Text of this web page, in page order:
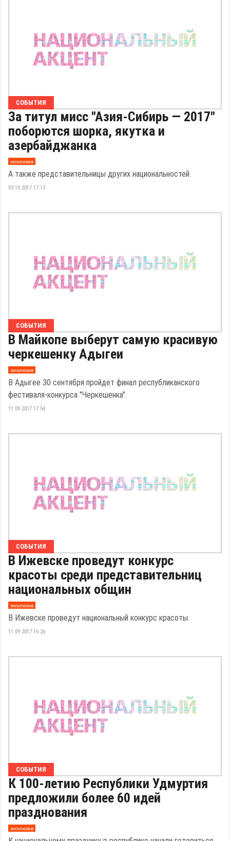
СОБЫТИЯ
За титул мисс "Азия-Сибирь — 2017"
поборются шорка, якутка и
азербайджанка
эксклюзив
А также представительницы других национальностей.
03.10.2017 17:13
СОБЫТИЯ
В Майкопе выберут самую красивую
черкешенку Адыгеи
эксклюзив
В Адыгее 30 сентября пройдет финал республиканского
фестиваля-конкурса "Черкешенка".
11.09.2017 17:54
СОБЫТИЯ
В Ижевске проведут конкурс
красоты среди представительниц
национальных общин
эксклюзив
В Ижевске проведут национальный конкурс красоты.
11.09.2017 16:26
СОБЫТИЯ
К 100-летию Республики Удмуртия
предложили более 60 идей
празднования
эксклюзив